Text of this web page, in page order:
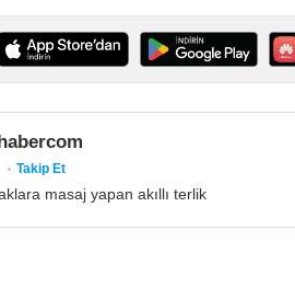
Takip Et
masaj yapan akıllı terlik